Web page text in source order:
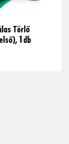
Törlő
1db